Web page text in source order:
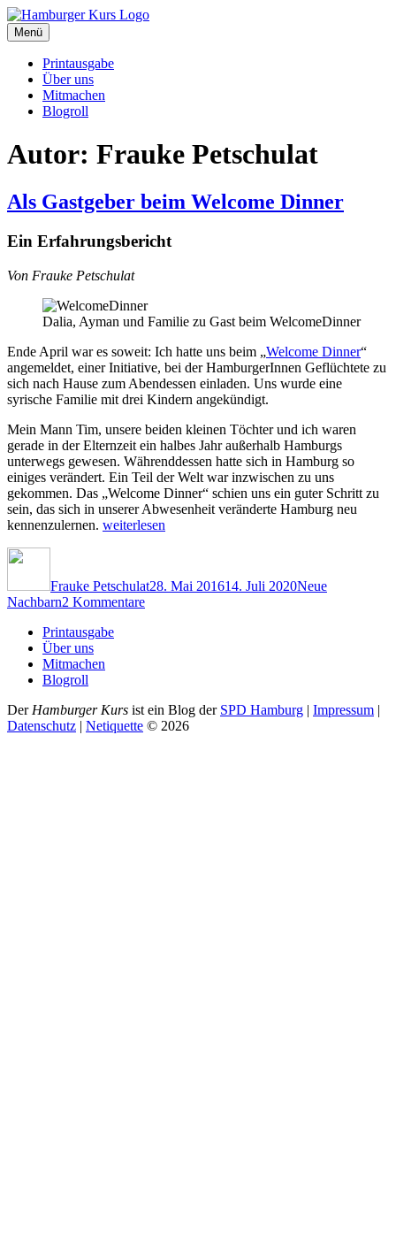
Zum
Inhalt
springen
Hamburger Kurs
SPD Hamburg Blog
Menü
Printausgabe
Über uns
Mitmachen
Blogroll
Autor: Frauke Petschulat
Als Gastgeber beim Welcome Dinner
Ein Erfahrungsbericht
Von Frauke Petschulat
Dalia, Ayman und Familie zu Gast beim WelcomeDinner
Ende April war es soweit: Ich hatte uns beim „Welcome Dinner“
angemeldet, einer Initiative, bei der HamburgerInnen Geflüchtete zu
sich nach Hause zum Abendessen einladen. Uns wurde eine
syrische Familie mit drei Kindern angekündigt.
Mein Mann Tim, unsere beiden kleinen Töchter und ich waren
gerade in der Elternzeit ein halbes Jahr außerhalb Hamburgs
unterwegs gewesen. Währenddessen hatte sich in Hamburg so
einiges verändert. Ein Teil der Welt war inzwischen zu uns
gekommen. Das „Welcome Dinner“ schien uns ein guter Schritt zu
sein, das sich in unserer Abwesenheit veränderte Hamburg neu
kennenzulernen. „Als
Dinner“
weiterlesen
Frauke Petschulat28. Mai 201614. Juli 2020Neue
Nachbarn2 Kommentarezu
Printausgabe
Über uns
Mitmachen
Blogroll
Der Hamburger Kurs ist ein Blog der SPD Hamburg | Impressum |
Datenschutz | Netiquette © 2026